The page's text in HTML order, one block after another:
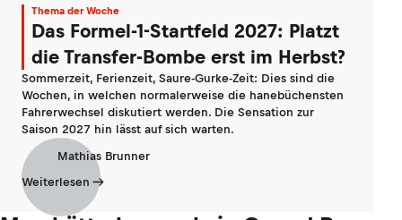
Thema der Woche
Das Formel-1-Startfeld 2027: Platzt
die Transfer-Bombe erst im Herbst?
Sommerzeit, Ferienzeit, Saure-Gurke-Zeit: Dies sind die
Wochen, in welchen normalerweise die hanebüchensten
Fahrerwechsel diskutiert werden. Die Sensation zur
Saison 2027 hin lässt auf sich warten.
Mathias Brunner
Weiterlesen